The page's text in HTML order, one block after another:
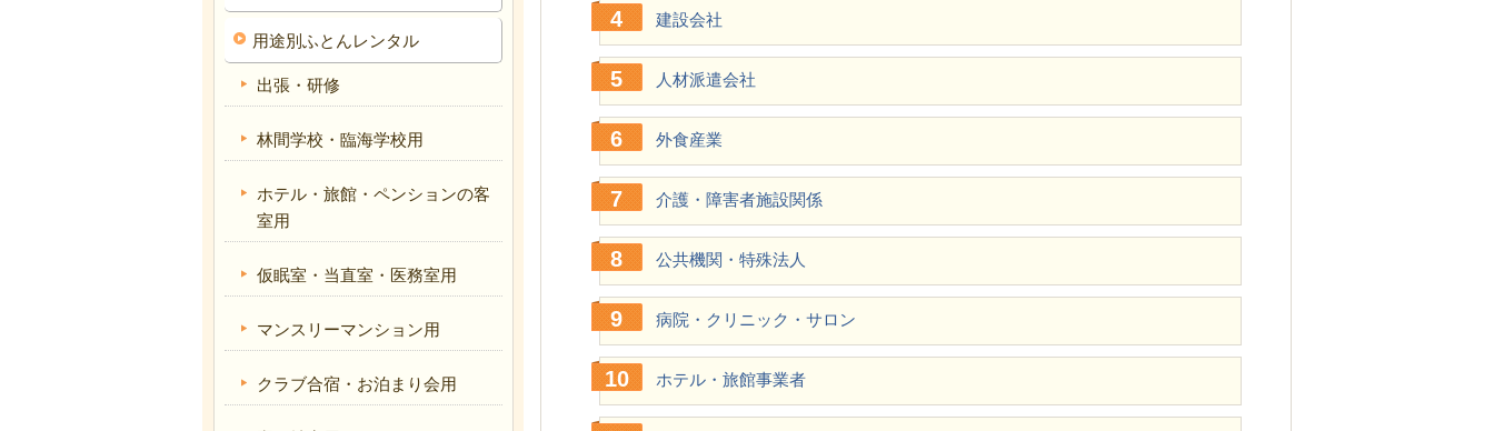
建設会社
人材派遣会社
外食産業
介護・障害者施設関係
公共機関・特殊法人
病院・クリニック・サロン
ホテル・旅館事業者
用途別ふとんレンタル
出張・研修
林間学校・臨海学校用
ホテル・旅館・ペンションの客
室用
仮眠室・当直室・医務室用
マンスリーマンション用
クラブ合宿・お泊まり会用